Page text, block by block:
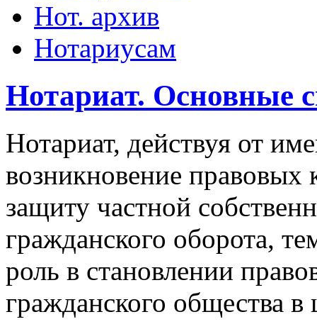
Нот. архив
Нотариусам
Нотариат. Основные
Нотариат, действуя от
возникновение правовых
защиту частной
гражданского оборота,
роль в становлении
гражданского общества в